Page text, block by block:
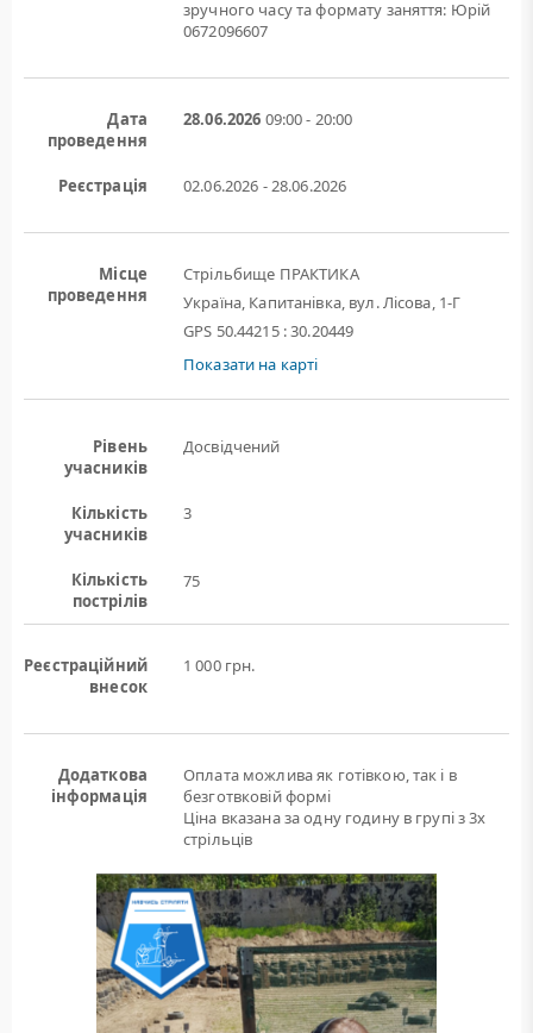
зручного часу та формату заняття: Юрій
0672096607
Дата
проведення
28.06.2026 09:00 - 20:00
Реєстрація 02.06.2026 - 28.06.2026
Місце
проведення
Стрільбище ПРАКТИКА
Україна, Капитанівка, вул. Лісова, 1-Г
GPS 50.44215 : 30.20449
Показати на карті
Рівень
учасників
Досвідчений
Кількість
учасників
3
Кількість
пострілів
75
Реєстраційний
внесок
1 000 грн.
Додаткова
інформація
Оплата можлива як готівкою, так і в
безготвковій формі
Ціна вказана за одну годину в групі з 3х
стрільців